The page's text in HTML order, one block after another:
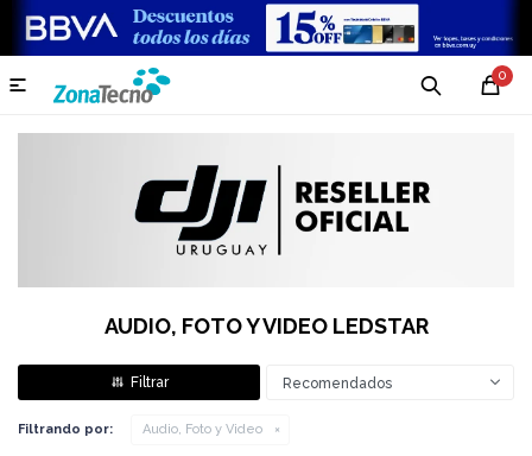
0

AUDIO, FOTO Y VIDEO LEDSTAR
Recomendados
Filtrando por: Audio, Foto y Video